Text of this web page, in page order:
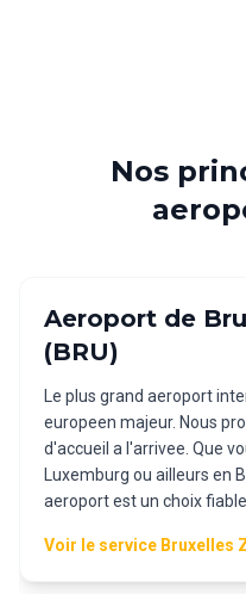
Nos
Aeroport de
(BRU)
Le plus grand aeroport
europeen majeur. Nous
d'accueil a l'arrivee. Que
Luxemburg ou ailleurs en
aeroport est un choix fiable.
Voir le service Bruxelles